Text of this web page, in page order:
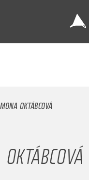
OKTÁBCOVÁ